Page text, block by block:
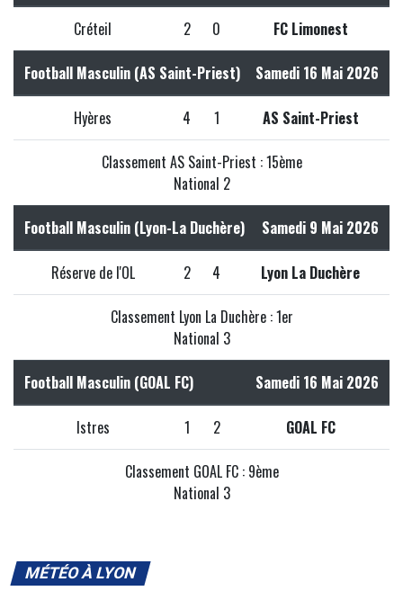
Créteil 2 0 FC Limonest
Football Masculin (AS Saint-Priest) Samedi 16 Mai 2026
Hyères 4 1 AS Saint-Priest
Classement AS Saint-Priest : 15ème
National 2
Football Masculin (Lyon-La Duchère) Samedi 9 Mai 2026
Réserve de l'OL 2 4 Lyon La Duchère
Classement Lyon La Duchère : 1er
National 3
Football Masculin (GOAL FC) Samedi 16 Mai 2026
Istres 1 2 GOAL FC
Classement GOAL FC : 9ème
National 3
MÉTÉO À LYON